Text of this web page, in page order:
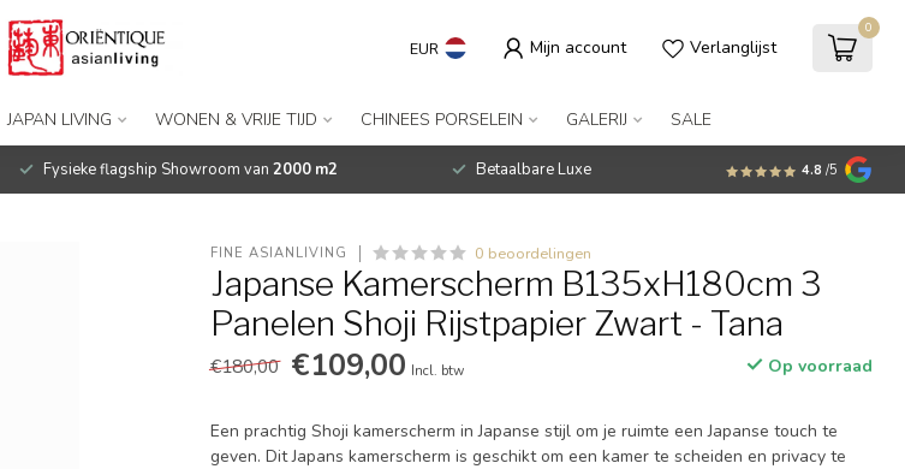
EUR Mijn account Verlanglijst
0
JAPAN LIVING WONEN & VRIJE TIJD CHINEES PORSELEIN GALERIJ SALE
Fysieke flagship Showroom van 2000 m2 Betaalbare Luxe 4.8 /5
FINE ASIANLIVING 0 beoordelingen
Japanse Kamerscherm B135xH180cm 3
Panelen Shoji Rijstpapier Zwart - Tana
€180,00 €109,00 Incl. btw Op voorraad
Een prachtig Shoji kamerscherm in Japanse stijl om je ruimte een Japanse touch te
geven. Dit Japans kamerscherm is geschikt om een kamer te scheiden en privacy te